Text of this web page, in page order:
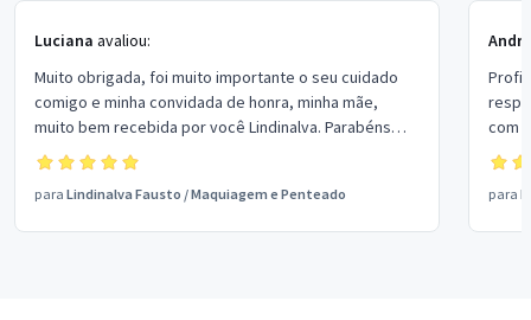
Luciana avaliou:
Muito obrigada, foi muito importante o seu cuidado
comigo e minha convidada de honra, minha mãe,
muito bem recebida por você Lindinalva. Parabéns
pelo seu trabalho.
para Lindinalva Fausto /Maquiagem e Penteado
com
para